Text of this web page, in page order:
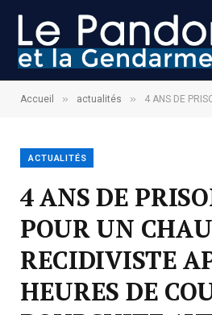
Accueil » actualités » 4 ANS DE PRISON FERME POUR UN
ACTUALITÉS
4 ANS DE
POUR UN
RECIDIVISTE
HEURES DE